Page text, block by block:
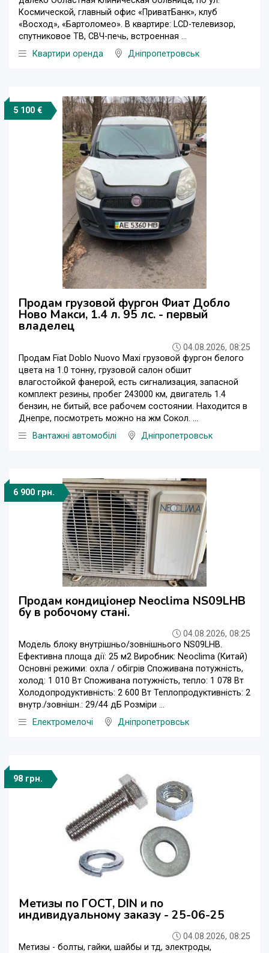
Космической, главный офис «ПриватБанк», клуб
«Восход», «Бартоломео». В квартире: LCD-телевизор,
спутниковое ТВ, СВЧ-печь, встроенная ...
Квартири оренда
Дніпропетровськ
5 100 €
Продам грузовой фургон Фиат Добло
Ново Макси, 1.4 л. 95 лс. - первый
владелец
04.08.2026, 08:25
Продам Fiat Doblo Nuovo Maxi грузовой фургон белого
цвета на 1.0 тонну, грузовой салон обшит
влагостойкой фанерой, есть сигнализация, запасной
комплект резины, пробег 243000 км, двигатель 1.4
бензин, не битый, все рабочем состоянии. Находится в
Днепре, посмотреть можно на жм Сокол. ...
Вантажні автомобілі
Дніпропетровськ
6 900 грн.
Продам кондиціонер Neoclima NS09LHB
бу в робочому стані.
04.08.2026, 08:25
Модель блоку внутрішньо/зовнішнього NS09LHB.
Ефективна площа дії: 25 м2 Виробник: Neoclima (Китай)
Основні режими: охла / обігрів Споживана потужність,
холод: 1 010 Вт Споживана потужність, тепло: 1 078 Вт
Холодопродуктивність: 2 600 Вт Теплопродуктивність: 2
внутр./зовнішн.: 29/44 дБ Розміри ...
Електромелочі
Дніпропетровськ
98 грн.
Метизы по ГОСТ, DIN и по
индивидуальному заказу - 25-06-25
04.08.2026, 08:25
Метизы - болты, гайки, шайбы и тд, электроды,